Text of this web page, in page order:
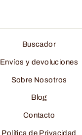
Buscador
Envíos y devoluciones
Sobre Nosotros
Blog
Contacto
Política de Privacidad